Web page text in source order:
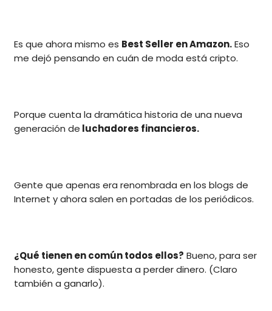
Es que ahora mismo es Best Seller en Amazon.Eso
me dejó pensando en cuán de moda está cripto.
Porque cuenta la dramática historia de una nueva
generación de luchadores financieros.
Gente que apenas era renombrada en los blogs de
Internet y ahora salen en portadas de los periódicos.
¿Qué tienen en común todos ellos? Bueno, para ser
honesto, gente dispuesta a perder dinero. (Claro
también a ganarlo).